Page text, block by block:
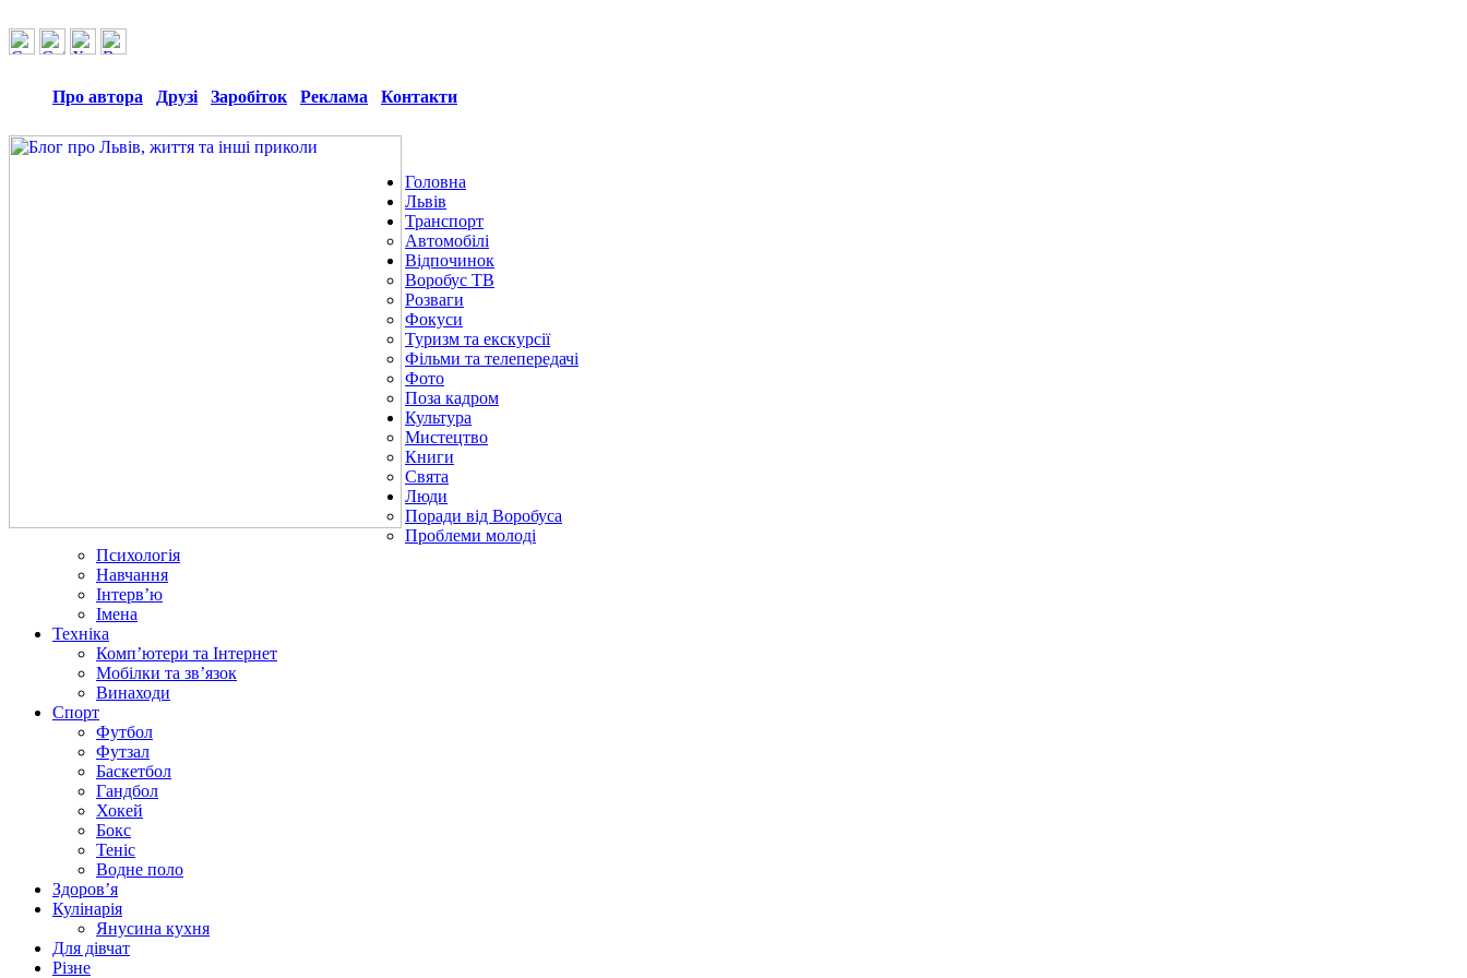
Про автора Друзі Заробіток Реклама Контакти
Головна
Львів
Транспорт
Автомобілі
Відпочинок
Воробус ТВ
Розваги
Фокуси
Туризм та екскурсії
Фільми та телепередачі
Фото
Поза кадром
Культура
Мистецтво
Книги
Свята
Люди
Поради від Воробуса
Проблеми молоді
Психологія
Навчання
Інтерв’ю
Імена
Техніка
Комп’ютери та Інтернет
Мобілки та зв’язок
Винаходи
Спорт
Футбол
Футзал
Баскетбол
Гандбол
Хокей
Бокс
Теніс
Водне поло
Здоров’я
Кулінарія
Янусина кухня
Для дівчат
Різне